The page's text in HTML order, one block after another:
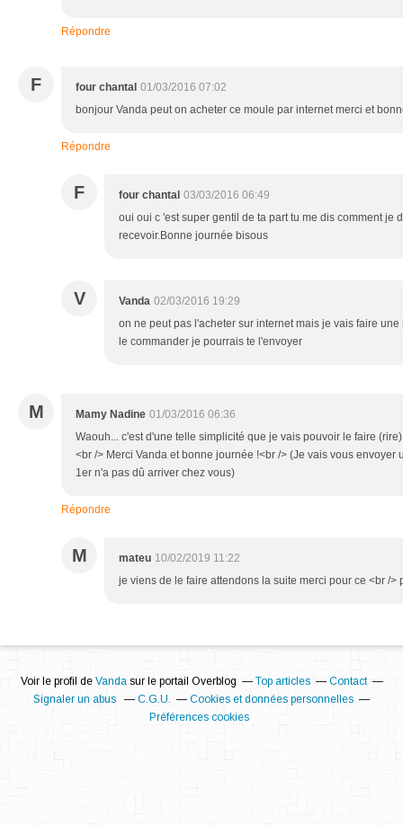
Répondre
F four chantal 01/03/2016 07:02
bonjour Vanda peut on acheter ce moule par internet merci et
Répondre
F four chantal 03/03/2016 06:49
oui oui c 'est super gentil de ta part tu me dis comment je
recevoir.Bonne journée bisous
V Vanda 02/03/2016 19:29
on ne peut pas l'acheter sur internet mais je vais faire
le commander je pourrais te l'envoyer
M Mamy Nadine 01/03/2016 06:36
Waouh... c'est d'une telle simplicité que je vais pouvoir le faire
<br /> Merci Vanda et bonne journée !<br /> (Je vais vous envoyer
1er n'a pas dû arriver chez vous)
Répondre
M mateu 10/02/2019 11:22
je viens de le faire attendons la suite merci pour ce <br />
Voir le profil de Vanda sur le portail Overblog Top articles
Contact
Signaler un abus
C.G.U.
Cookies et données personnelles
Préférences cookies